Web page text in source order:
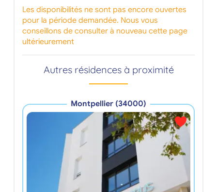
Les disponibilités ne sont pas encore ouvertes
pour la période demandée. Nous vous
conseillons de consulter à nouveau cette page
ultérieurement
Autres résidences à proximité
Montpellier (34000)